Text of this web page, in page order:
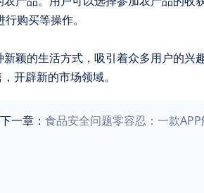
购买等操作。
开辟新的市场领域。
下一章： 食品安全问题零容忍：一款APP解